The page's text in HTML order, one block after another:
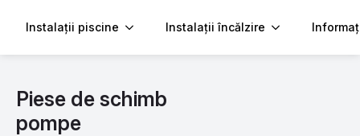
Instalații piscine Instalații încălzire
Piese de schimb
pompe